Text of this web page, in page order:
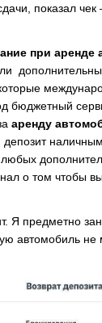
показал чек
при аренде
бюджетный
аренду
депозит
о том чтобы
Я предметно
автомобиль не